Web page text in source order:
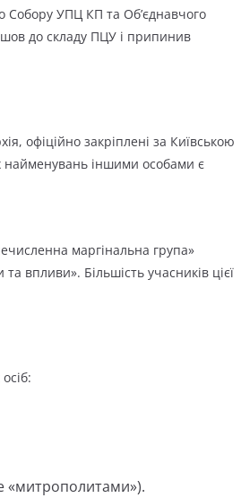
Собору УПЦ КП та Об’єднавчого
до складу ПЦУ і припинив
офіційно закріплені за Київською
іншими особами є
маргінальна група»
впливи». Більшість учасників цієї
«митрополитами»).